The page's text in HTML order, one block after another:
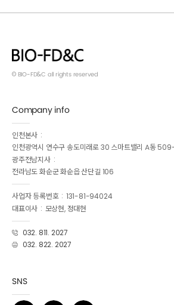
© BIO-FD&C all rights reserved
Company info
인천본사
인천광역시 연수구 송도미래로 30 스마트밸리 A동
광주전남지사
전라남도 화순군 화순읍 산단길 106
사업자 등록번호
131-81-94024
대표이사
모상현, 정대현
032. 811. 2027
032. 822. 2027
SNS